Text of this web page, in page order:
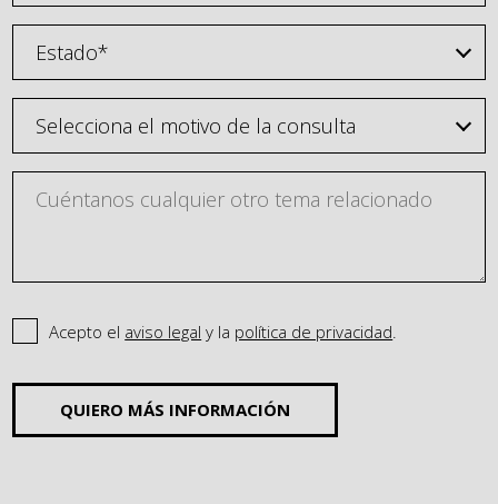
Acepto el aviso legal y la política de privacidad.
QUIERO MÁS INFORMACIÓN